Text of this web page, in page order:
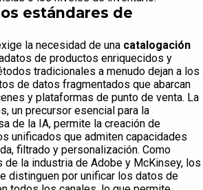
estándares de
la necesidad de una catalogación
de productos enriquecidos y
tradicionales a menudo dejan a los
de datos fragmentados que abarcan
y plataformas de punto de venta. La
un precursor esencial para la
de la IA, permite la creación de
unificados que admiten capacidades
filtrado y personalización. Como
la industria de Adobe y McKinsey, los
distinguen por unificar los datos de